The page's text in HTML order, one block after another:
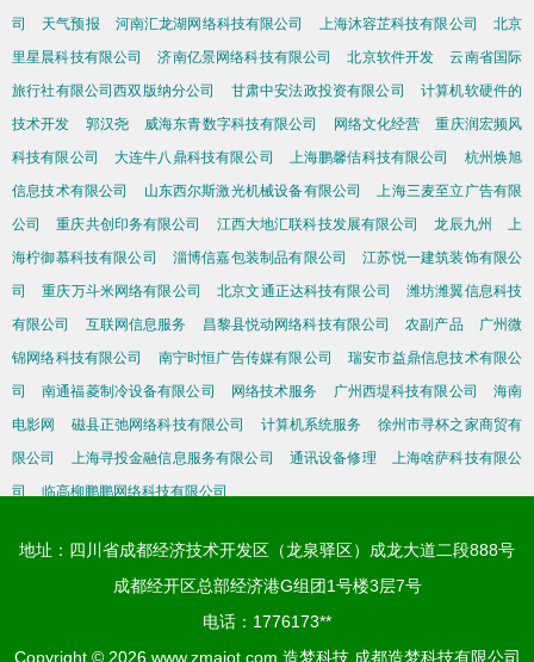
司
天气预报 河南汇龙湖网络科技有限公司 上海沐容芷科技有限公司
北京
里星晨科技有限公司
济南亿景网络科技有限公司 北京软件开发
云南省国际
旅行社有限公司西双版纳分公司
甘肃中安法政投资有限公司
计算机软硬件的
技术开发
郭汉尧 威海东青数字科技有限公司 网络文化经营
重庆润宏频风
科技有限公司
大连牛八鼎科技有限公司 上海鹏馨佶科技有限公司
杭州焕旭
信息技术有限公司
山东西尔斯激光机械设备有限公司
上海三麦至立广告有限
公司
重庆共创印务有限公司 江西大地汇联科技发展有限公司 龙辰九州
上
海柠御慕科技有限公司
淄博信嘉包装制品有限公司
江苏悦一建筑装饰有限公
司
重庆万斗米网络有限公司 北京文通正达科技有限公司
潍坊潍翼信息科技
有限公司
互联网信息服务 昌黎县悦动网络科技有限公司 农副产品
广州微
锦网络科技有限公司
南宁时恒广告传媒有限公司
瑞安市益鼎信息技术有限公
司
南通福菱制冷设备有限公司 网络技术服务 广州西堤科技有限公司
海南
电影网
磁县正弛网络科技有限公司 计算机系统服务
徐州市寻杯之家商贸有
限公司
上海寻投金融信息服务有限公司 通讯设备修理
上海啥萨科技有限公
司
临高柳鹏鹏网络科技有限公司
地址：四川省成都经济技术开发区（龙泉驿区）成龙大道二段888号
成都经开区总部经济港G组团1号楼3层7号
电话：1776173**
Copyright © 2026 www.zmaiot.com 造梦科技 成都造梦科技有限公司